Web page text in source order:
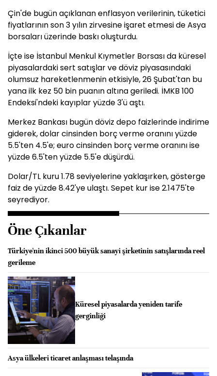
Çin'de bugün açıklanan enflasyon verilerinin, tüketici
fiyatlarının son 3 yılın zirvesine işaret etmesi de Asya
borsaları üzerinde baskı oluşturdu.
İçte ise İstanbul Menkul Kıymetler Borsası da küresel
piyasalardaki sert satışlar ve döviz piyasasındaki
olumsuz hareketlenmenin etkisiyle, 26 Şubat'tan bu
yana ilk kez 50 bin puanın altına geriledi. İMKB 100
Endeksi'ndeki kayıplar yüzde 3'ü aştı.
Merkez Bankası bugün döviz depo faizlerinde indirime
giderek, dolar cinsinden borç verme oranını yüzde
5.5'ten 4.5'e; euro cinsinden borç verme oranını ise
yüzde 6.5'ten yüzde 5.5'e düşürdü.
Dolar/TL kuru 1.78 seviyelerine yaklaşırken, gösterge
faiz de yüzde 8.42'ye ulaştı. Sepet kur ise 2.1475'te
seyrediyor.
Öne Çıkanlar
Türkiye'nin ikinci 500 büyük sanayi şirketinin satışlarında reel
gerileme
Küresel piyasalarda yeniden tarife
gerginliği
Asya ülkeleri ticaret anlaşması telaşında